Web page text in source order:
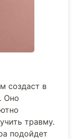
создаст в
Оно
травму.
подойдет